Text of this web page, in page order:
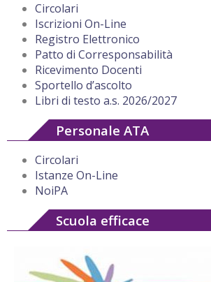
Circolari
Iscrizioni On-Line
Registro Elettronico
Patto di Corresponsabilità
Ricevimento Docenti
Sportello d’ascolto
Libri di testo a.s. 2026/2027
Personale ATA
Circolari
Istanze On-Line
NoiPA
Scuola efficace